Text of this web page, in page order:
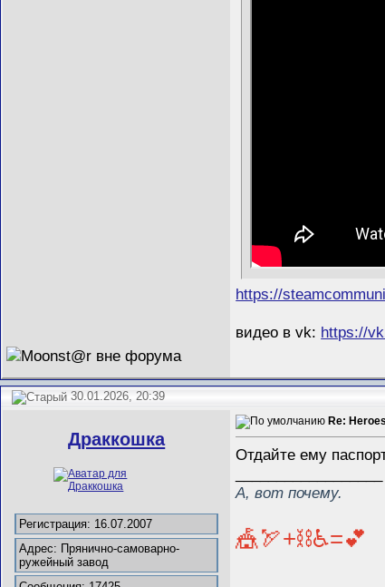
https://
видео в vk: https://
30.01.2026, 20:39
Драккошка
Регистрация: 16.07.2007
Адрес: Прянично-самоварно-
ружейный завод
Re:
Отдайте ему
А, вот почему.
🎪🏹+⛓️♿=💕